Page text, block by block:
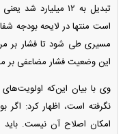
تبدیل به ۱۲
است منتها در لایحه بودجه
مسیری طی شود تا فشار بر
این وضعیت فشار مضاعفی بر
وی با بیان این‌که
نگرفته است، اظهار کرد: اگر
امکان اصلاح آن نیست.